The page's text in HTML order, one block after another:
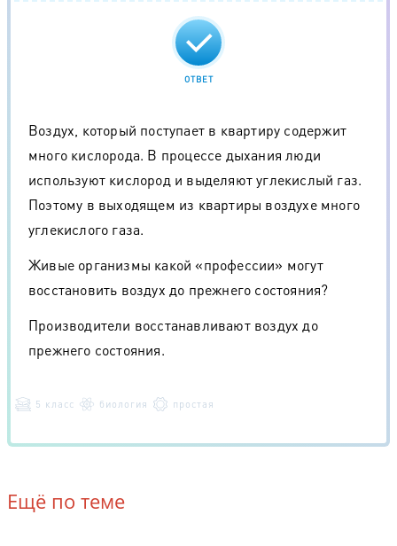
ОТВЕТ
Воздух, который поступает в квартиру содержит
много кислорода. В процессе дыхания люди
используют кислород и выделяют углекислый газ.
Поэтому в выходящем из квартиры воздухе много
углекислого газа.
Живые организмы какой «профессии» могут
восстановить воздух до прежнего состояния?
Производители восстанавливают воздух до
прежнего состояния.
5 класс биология простая
Ещё по теме